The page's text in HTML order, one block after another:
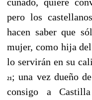
pero los
hacen saber que
mujer, como hija
lo servirán en su
21; una vez dueño
consigo a